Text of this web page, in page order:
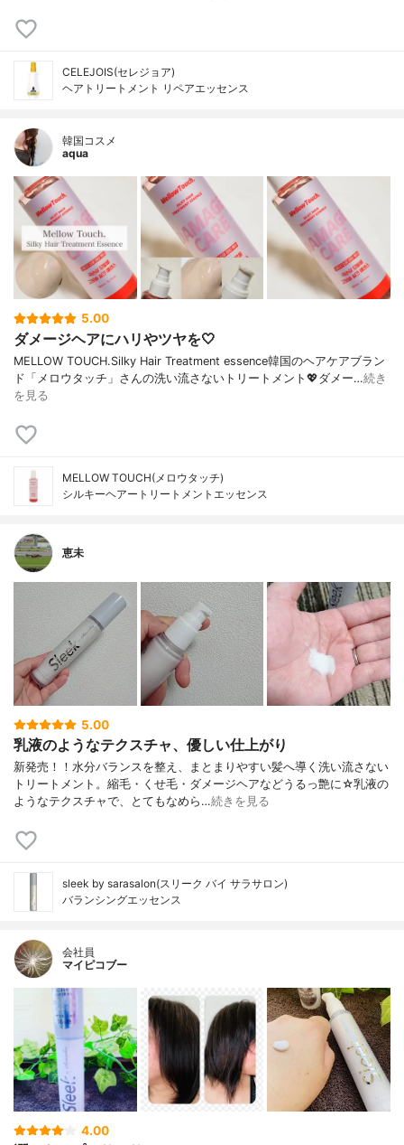
CELEJOIS(セレジョア)
ヘアトリートメント リペアエッセンス
韓国コスメ
aqua
5.00
ダメージヘアにハリやツヤを🤍
MELLOW TOUCH.Silky Hair Treatment essence韓国のヘアケアブラン
ド「メロウタッチ」さんの洗い流さないトリートメント💖ダメー…続き
を見る
MELLOW TOUCH(メロウタッチ)
シルキーヘアートリートメントエッセンス
恵未
5.00
乳液のようなテクスチャ、優しい仕上がり
新発売！！水分バランスを整え、まとまりやすい髪へ導く洗い流さない
トリートメント。縮毛・くせ毛・ダメージヘアなどうるっ艶に☆乳液の
ようなテクスチャで、とてもなめら…続きを見る
sleek by sarasalon(スリーク バイ サラサロン)
バランシングエッセンス
会社員
マイピコブー
4.00